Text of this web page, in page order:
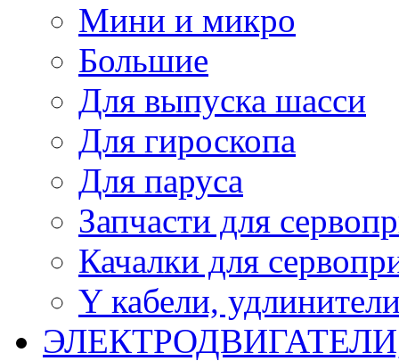
Мини и микро
Большие
Для выпуска шасси
Для гироскопа
Для паруса
Запчасти для
Качалки для
Y кабели,